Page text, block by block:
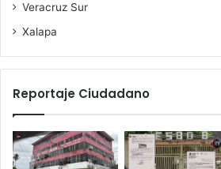
Veracruz Sur
Xalapa
Reportaje Ciudadano